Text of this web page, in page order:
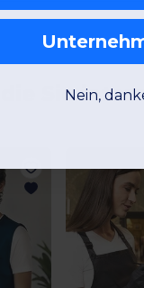
SieNein,